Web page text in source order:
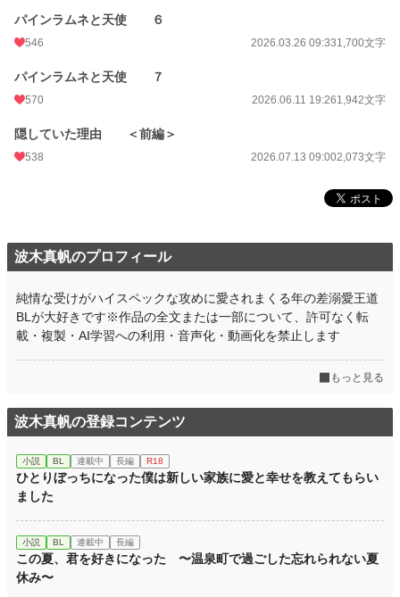
パインラムネと天使 ６
546 2026.03.26 09:331,700文字
パインラムネと天使 ７
570 2026.06.11 19:261,942文字
隠していた理由 ＜前編＞
538 2026.07.13 09:002,073文字
波木真帆のプロフィール
純情な受けがハイスペックな攻めに愛されまくる年の差溺愛王道
BLが大好きです※作品の全文または一部について、許可なく転
載・複製・AI学習への利用・音声化・動画化を禁止します
もっと見る
波木真帆の登録コンテンツ
小説 BL 連載中 長編 R18
ひとりぼっちになった僕は新しい家族に愛と幸せを教えてもらい
ました
小説 BL 連載中 長編
この夏、君を好きになった 〜温泉町で過ごした忘れられない夏
休み〜